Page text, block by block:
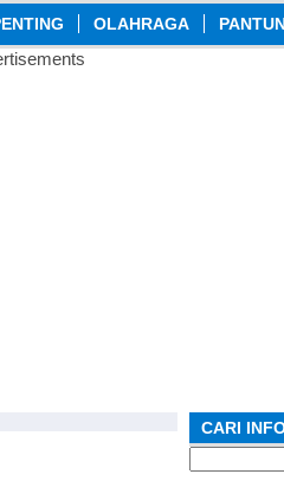
OLAHRAGA
CARI
for: